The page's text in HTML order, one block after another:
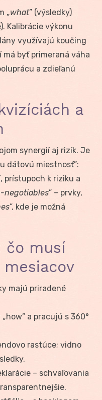
„what” (výsledky)
Kalibrácie výkonu
využívajú koučing
má byť primeraná váha
a zdieľanú
a
synergií aj rizík. Je
dátovú miestnosť”:
prístupoch k riziku a
negotiables” – prvky,
”, kde je možná
čo musí
mesiacov
majú priradené
a pracujú s 360°
rastúce; vidno
– schvaľovania